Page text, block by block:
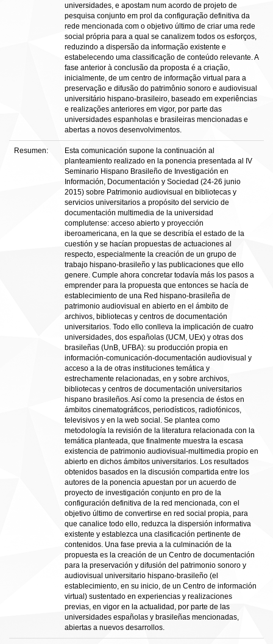
universidades, e apostam num acordo de projeto de
pesquisa conjunto em prol da configuração definitiva da
rede mencionada com o objetivo último de criar uma rede
social própria para a qual se canalizem todos os esforços,
reduzindo a dispersão da informação existente e
estabelecendo uma classificação de conteúdo relevante. A
fase anterior à conclusão da proposta é a criação,
inicialmente, de um centro de informação virtual para a
preservação e difusão do patrimônio sonoro e audiovisual
universitário hispano-brasileiro, baseado em experiências
e realizações anteriores em vigor, por parte das
universidades espanholas e brasileiras mencionadas e
abertas a novos desenvolvimentos.
Resumen:
Esta comunicación supone la continuación al
planteamiento realizado en la ponencia presentada al IV
Seminario Hispano Brasileño de Investigación en
Información, Documentación y Sociedad (24-26 junio
2015) sobre Patrimonio audiovisual en bibliotecas y
servicios universitarios a propósito del servicio de
documentación multimedia de la universidad
complutense: acceso abierto y proyección
iberoamericana, en la que se describía el estado de la
cuestión y se hacían propuestas de actuaciones al
respecto, especialmente la creación de un grupo de
trabajo hispano-brasileño y las publicaciones que ello
genere. Cumple ahora concretar todavía más los pasos a
emprender para la propuesta que entonces se hacía de
establecimiento de una Red hispano-brasileña de
patrimonio audiovisual en abierto en el ámbito de
archivos, bibliotecas y centros de documentación
universitarios. Todo ello conlleva la implicación de cuatro
universidades, dos españolas (UCM, UEx) y otras dos
brasileñas (UnB, UFBA): su producción propia en
información-comunicación-documentación audiovisual y
acceso a la de otras instituciones temática y
estrechamente relacionadas, en y sobre archivos,
bibliotecas y centros de documentación universitarios
hispano brasileños. Así como la presencia de éstos en
ámbitos cinematográficos, periodísticos, radiofónicos,
televisivos y en la web social. Se plantea como
metodología la revisión de la literatura relacionada con la
temática planteada, que finalmente muestra la escasa
existencia de patrimonio audiovisual-multimedia propio en
abierto en dichos ámbitos universitarios. Los resultados
obtenidos basados en la discusión compartida entre los
autores de la ponencia apuestan por un acuerdo de
proyecto de investigación conjunto en pro de la
configuración definitiva de la red mencionada, con el
objetivo último de convertirse en red social propia, para
que canalice todo ello, reduzca la dispersión informativa
existente y establezca una clasificación pertinente de
contenidos. Una fase previa a la culminación de la
propuesta es la creación de un Centro de documentación
para la preservación y difusión del patrimonio sonoro y
audiovisual universitario hispano-brasileño (el
establecimiento, en su inicio, de un Centro de información
virtual) sustentado en experiencias y realizaciones
previas, en vigor en la actualidad, por parte de las
universidades españolas y brasileñas mencionadas,
abiertas a nuevos desarrollos.